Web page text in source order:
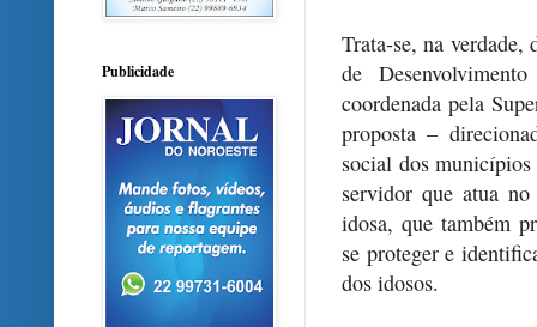
Trata-se, na verdade,
de
coordenada pela
proposta –
social dos
servidor que atua
idosa, que também
se proteger e
dos idosos.
Publicidade